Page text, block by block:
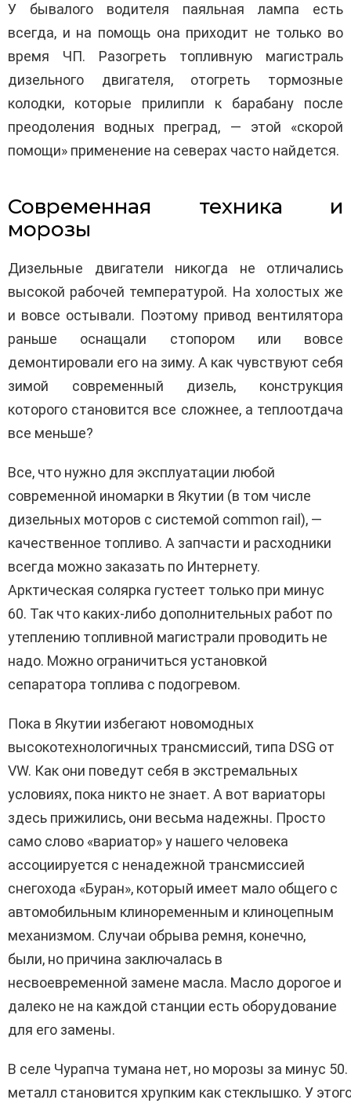
У бывалого водителя паяльная лампа есть
всегда, и на помощь она приходит не только во
время ЧП. Разогреть топливную магистраль
дизельного двигателя, отогреть тормозные
колодки, которые прилипли к барабану после
преодоления водных преград, — этой «скорой
помощи» применение на северах часто найдется.
Современная техника и
морозы
Дизельные двигатели никогда не отличались
высокой рабочей температурой. На холостых же
и вовсе остывали. Поэтому привод вентилятора
раньше оснащали стопором или вовсе
демонтировали его на зиму. А как чувствуют себя
зимой современный дизель, конструкция
которого становится все сложнее, а теплоотдача
все меньше?
Все, что нужно для эксплуатации любой
современной иномарки в Якутии (в том числе
дизельных моторов с системой common rail), —
качественное топливо. А запчасти и расходники
всегда можно заказать по Интернету.
Арктическая солярка густеет только при минус
60. Так что каких-либо дополнительных работ по
утеплению топливной магистрали проводить не
надо. Можно ограничиться установкой
сепаратора топлива с подогревом.
Пока в Якутии избегают новомодных
высокотехнологичных трансмиссий, типа DSG от
VW. Как они поведут себя в экстремальных
условиях, пока никто не знает. А вот вариаторы
здесь прижились, они весьма надежны. Просто
само слово «вариатор» у нашего человека
ассоциируется с ненадежной трансмиссией
снегохода «Буран», который имеет мало общего с
автомобильным клиноременным и клиноцепным
механизмом. Случаи обрыва ремня, конечно,
были, но причина заключалась в
несвоевременной замене масла. Масло дорогое и
далеко не на каждой станции есть оборудование
для его замены.
В селе Чурапча тумана нет, но морозы за минус
металл становится хрупким как стеклышко. У